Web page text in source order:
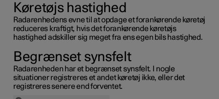
Køretøjs hastighed
Radarenhedens evne til at opdage et forankørende køretøj
reduceres kraftigt, hvis det forankørende køretøjs
hastighed adskiller sig meget fra ens egen bils hastighed.
Begrænset synsfelt
Radarenheden har et begrænset synsfelt. I nogle
situationer registreres et andet køretøj ikke, eller det
registreres senere end forventet.